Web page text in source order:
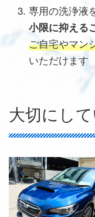
専用の洗浄液
小限に抑える
ご自宅やマン
いただけます
大切にし